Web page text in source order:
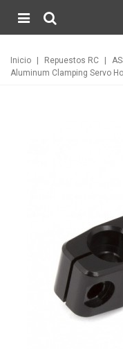
Inicio Repuestos RC
Aluminum Clamping Servo